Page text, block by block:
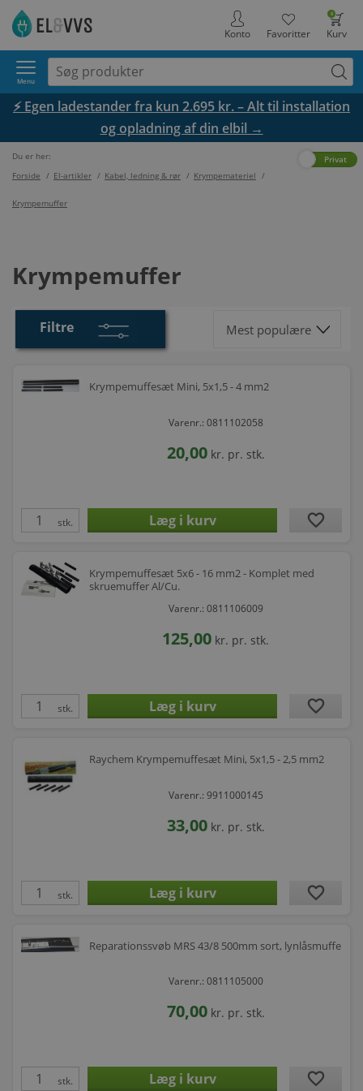
0
Kurv
Favoritter
Konto
Menu
⚡ Egen ladestander fra kun 2.695 kr. – Alt til installation
og opladning af din elbil →
Du er her:
Forside / El-artikler / Kabel, ledning & rør / Krympemateriel /
Krympemuffer
Privat
Krympemuffer
Filtre
Krympemuffesæt Mini, 5x1,5 - 4 mm2
Varenr.: 0811102058
20,00 kr. pr. stk.
stk. favorite
Krympemuffesæt 5x6 - 16 mm2 - Komplet med
skruemuffer Al/Cu.
Varenr.: 0811106009
125,00 kr. pr. stk.
stk. favorite
Raychem Krympemuffesæt Mini, 5x1,5 - 2,5 mm2
Varenr.: 9911000145
33,00 kr. pr. stk.
stk. favorite
Reparationssvøb MRS 43/8 500mm sort, lynlåsmuffe
Varenr.: 0811105000
70,00 kr. pr. stk.
stk. favorite